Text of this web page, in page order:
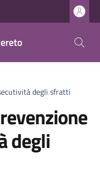
degli sfratti
degli